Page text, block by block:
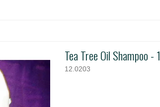
Tea Tree Oil Shampoo -
12.0203